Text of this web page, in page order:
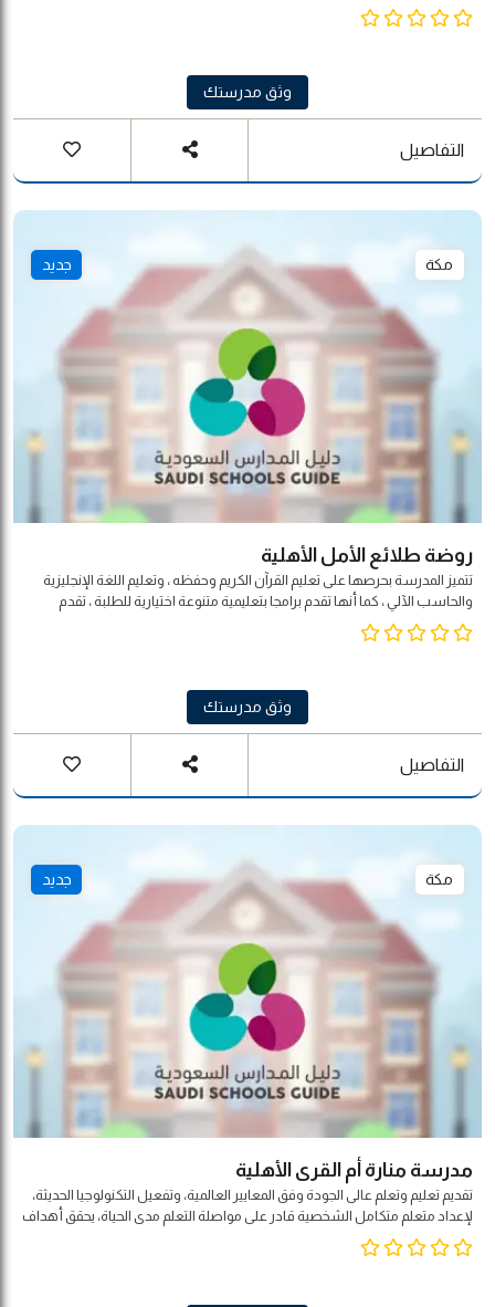
وثق مدرستك
التفاصيل
مكة جديد
روضة طلائع الأمل الأهلية
تتميز المدرسة بحرصها على تعليم القرآن الكريم وحفظه ، وتعليم اللغة الإنجليزية
والحاسب الآلي ، كما أنها تقدم برامجا بتعليمية متنوعة اختيارية للطلبة ، تقدم
خدماتها التعليمية في المنهج الوطني السعودي ، وأدخلت مؤخرا فرصة تعليم
المنهج المصري معتمدا من الملحقية الثقافية المصرية بالمملكة .
وثق مدرستك
التفاصيل
مكة جديد
مدرسة منارة أم القرى الأهلية
تقديم تعليم وتعلم عالى الجودة وفق المعايير العالمية، وتفعيل التكنولوجيا الحديثة،
لإعداد متعلم متكامل الشخصية قادر على مواصلة التعلم مدى الحياة، يحقق أهداف
المجتمع والوطن والأمة.